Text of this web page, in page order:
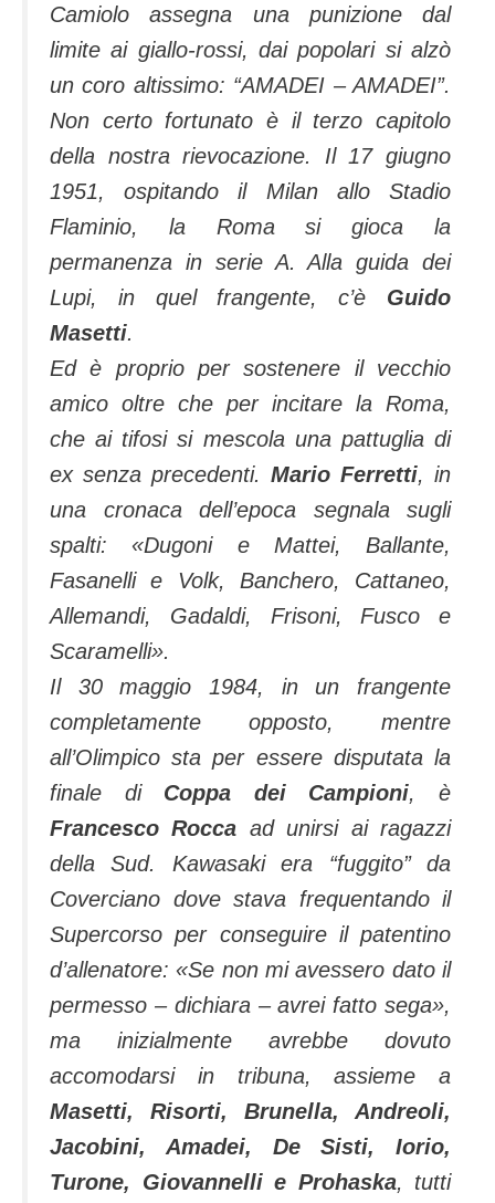
Camiolo assegna una punizione dal
limite ai giallo-rossi, dai popolari si alzò
un coro altissimo: “AMADEI – AMADEI”.
Non certo fortunato è il terzo capitolo
della nostra rievocazione. Il 17 giugno
1951, ospitando il Milan allo Stadio
Flaminio, la Roma si gioca la
permanenza in serie A. Alla guida dei
Lupi, in quel frangente, c’è Guido
Masetti.
Ed è proprio per sostenere il vecchio
amico oltre che per incitare la Roma,
che ai tifosi si mescola una pattuglia di
ex senza precedenti. Mario Ferretti, in
una cronaca dell’epoca segnala sugli
spalti: «Dugoni e Mattei, Ballante,
Fasanelli e Volk, Banchero, Cattaneo,
Allemandi, Gadaldi, Frisoni, Fusco e
Scaramelli».
Il 30 maggio 1984, in un frangente
completamente opposto, mentre
all’Olimpico sta per essere disputata la
finale di Coppa dei Campioni, è
Francesco Rocca ad unirsi ai ragazzi
della Sud. Kawasaki era “fuggito” da
Coverciano dove stava frequentando il
Supercorso per conseguire il patentino
d’allenatore: «Se non mi avessero dato il
permesso – dichiara – avrei fatto sega»,
ma inizialmente avrebbe dovuto
accomodarsi in tribuna, assieme a
Masetti, Risorti, Brunella, Andreoli,
Jacobini, Amadei, De Sisti, Iorio,
Turone, Giovannelli e Prohaska, tutti